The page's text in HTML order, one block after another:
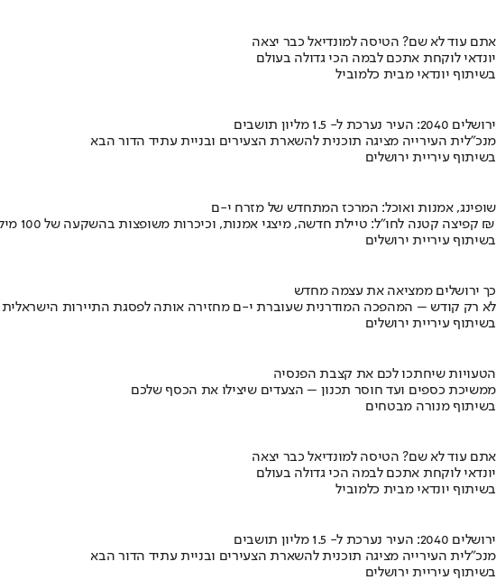
אתם עוד לא שם? הטיסה למונדיאל כבר יצאה
יונדאי לוקחת אתכם לבמה הכי גדולה בעולם
בשיתוף יונדאי מבית כלמוביל
ירושלים 2040: העיר נערכת ל- 1.5 מליון תושבים
מנכ"לית העירייה מציגה תוכנית להשארת הצעירים ובניית עתיד הדור הבא
בשיתוף עיריית ירושלים
שופינג, אמנות ואוכל: המרכז המתחדש של מזרח י-ם
קפיצה קטנה לחו"ל: טיילת חדשה, מיצגי אמנות, וכיכרות משופצות בהשקעה של 100 מיליון ₪
בשיתוף עיריית ירושלים
כך ירושלים ממציאה את עצמה מחדש
לא רק קודש – המהפכה המודרנית שעוברת י-ם מחזירה אותה לפסגת התיירות הישראלית
בשיתוף עיריית ירושלים
הטעויות שיחתכו לכם את קצבת הפנסיה
ממשיכת כספים ועד חוסר תכנון – הצעדים שיצילו את הכסף שלכם
בשיתוף מנורה מבטחים
אתם עוד לא שם? הטיסה למונדיאל כבר יצאה
יונדאי לוקחת אתכם לבמה הכי גדולה בעולם
בשיתוף יונדאי מבית כלמוביל
ירושלים 2040: העיר נערכת ל- 1.5 מליון תושבים
מנכ"לית העירייה מציגה תוכנית להשארת הצעירים ובניית עתיד הדור הבא
בשיתוף עיריית ירושלים